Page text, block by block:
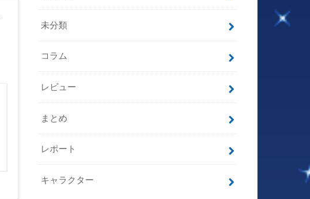
未分類
コラム
レビュー
まとめ
レポート
キャラクター